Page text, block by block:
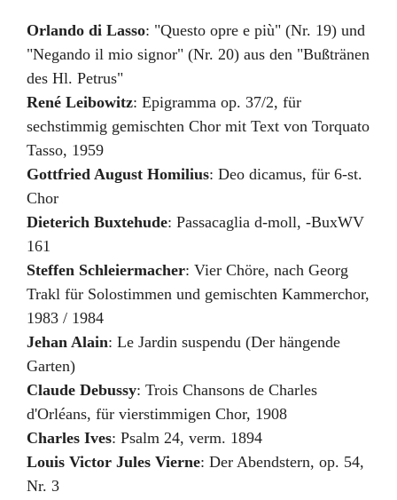
Orlando di Lasso: "Questo opre e più" (Nr. 19) und
"Negando il mio signor" (Nr. 20) aus den "Bußtränen
des Hl. Petrus"
René Leibowitz: Epigramma op. 37/2, für
sechstimmig gemischten Chor mit Text von Torquato
Tasso, 1959
Gottfried August Homilius: Deo dicamus, für 6-st.
Chor
Dieterich Buxtehude: Passacaglia d-moll, -BuxWV
161
Steffen Schleiermacher: Vier Chöre, nach Georg
Trakl für Solostimmen und gemischten Kammerchor,
1983 / 1984
Jehan Alain: Le Jardin suspendu (Der hängende
Garten)
Claude Debussy: Trois Chansons de Charles
d'Orléans, für vierstimmigen Chor, 1908
Charles Ives: Psalm 24, verm. 1894
Louis Victor Jules Vierne: Der Abendstern, op. 54,
Nr. 3